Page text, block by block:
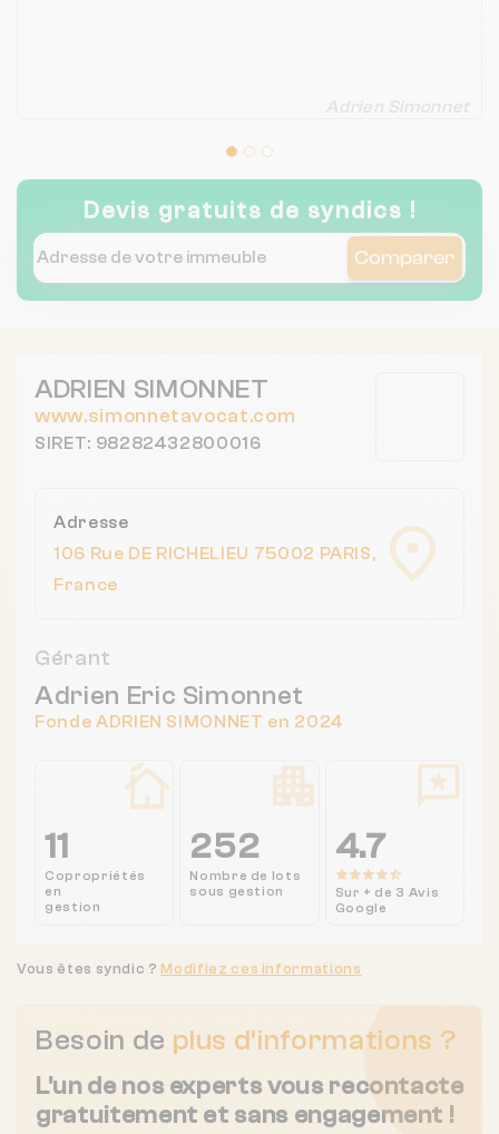
Adrien Simonnet
Devis gratuits de syndics !
Comparer
ADRIEN SIMONNET
www.simonnetavocat.com
SIRET: 98282432800016
Adresse
106 Rue DE RICHELIEU 75002 PARIS,
France
Gérant
Adrien Eric Simonnet
Fonde ADRIEN SIMONNET en 2024
11
Copropriétés
en
gestion
252
Nombre de lots
sous gestion
4.7
Sur + de 3 Avis
Google
Besoin de plus d'informations ?
L'un de nos experts vous recontacte
gratuitement et sans engagement !
Vous êtes syndic ? Modifiez ces informations